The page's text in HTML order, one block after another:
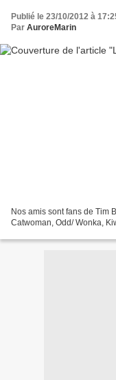
Publié le 23/10/2012 à
Par AuroreMarin
Nos amis sont fans de Tim
Catwoman, Odd/ Wonka,